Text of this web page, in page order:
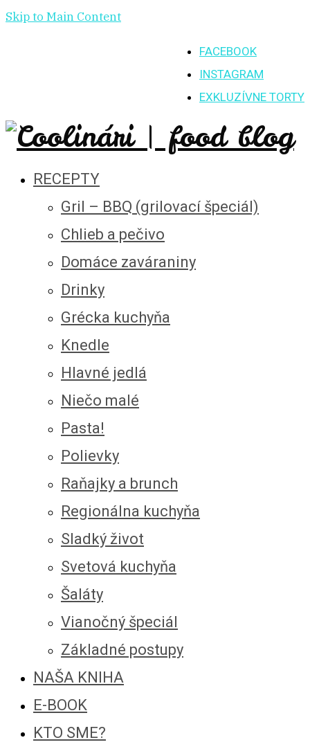
Skip to Main Content
FACEBOOK
INSTAGRAM
EXKLUZÍVNE TORTY
RECEPTY
Gril – BBQ (grilovací špeciál)
Chlieb a pečivo
Domáce zaváraniny
Drinky
Grécka kuchyňa
Knedle
Hlavné jedlá
Niečo malé
Pasta!
Polievky
Raňajky a brunch
Regionálna kuchyňa
Sladký život
Svetová kuchyňa
Šaláty
Vianočný špeciál
Základné postupy
NAŠA KNIHA
E-BOOK
KTO SME?